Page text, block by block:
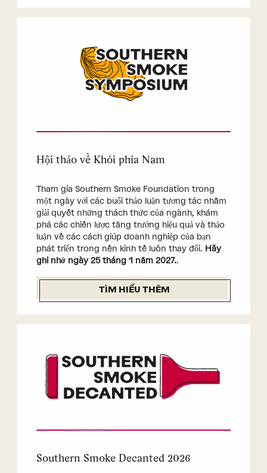
Hội thảo về Khói phía Nam
Tham gia Southern Smoke Foundation trong
một ngày với các buổi thảo luận tương tác nhằm
giải quyết những thách thức của ngành, khám
phá các chiến lược tăng trưởng hiệu quả và thảo
luận về các cách giúp doanh nghiệp của bạn
phát triển trong nền kinh tế luôn thay đổi. Hãy
ghi nhớ ngày 25 tháng 1 năm 2027..
TÌM HIỂU THÊM
Southern Smoke Decanted 2026